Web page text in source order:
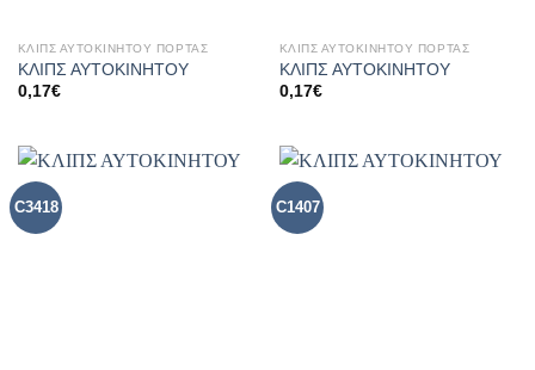
ΚΛΙΠΣ ΑΥΤΟΚΙΝΗΤΟΥ ΠΟΡΤΑΣ
ΚΛΙΠΣ ΑΥΤΟΚΙΝΗΤΟΥ
0,17€
ΚΛΙΠΣ ΑΥΤΟΚΙΝΗΤΟΥ ΠΟΡΤΑΣ
ΚΛΙΠΣ ΑΥΤΟΚΙΝΗΤΟΥ
0,17€
C3418 C1407